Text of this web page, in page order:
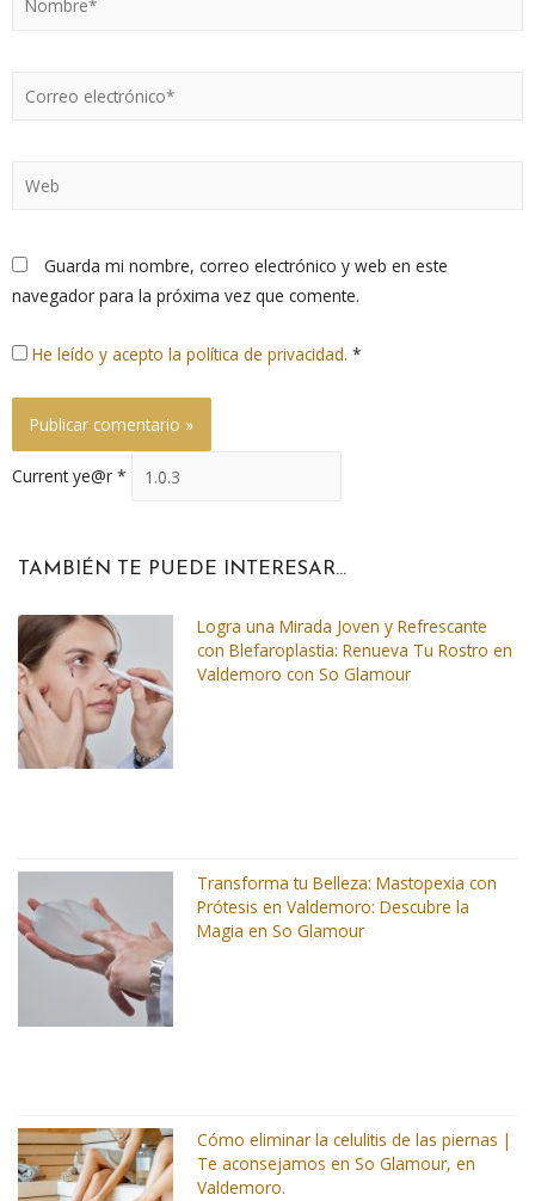
Guarda mi nombre, correo electrónico y web en este
navegador para la próxima vez que comente.
He leído y acepto la política de privacidad. *
Current ye@r *
TAMBIÉN TE PUEDE INTERESAR...
Logra una Mirada Joven y Refrescante
con Blefaroplastia: Renueva Tu Rostro en
Valdemoro con So Glamour
Transforma tu Belleza: Mastopexia con
Prótesis en Valdemoro: Descubre la
Magia en So Glamour
Cómo eliminar la celulitis de las piernas |
Te aconsejamos en So Glamour, en
Valdemoro.